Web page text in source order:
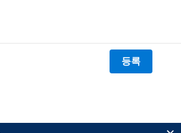
등록